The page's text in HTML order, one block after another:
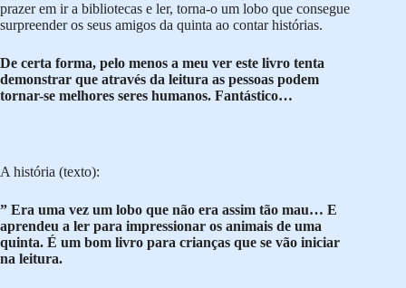
prazer em ir a bibliotecas e ler, torna-o um lobo que consegue
surpreender os seus amigos da quinta ao contar histórias.
De certa forma, pelo menos a meu ver este livro tenta
demonstrar que através da leitura as pessoas podem
tornar-se melhores seres humanos. Fantástico…
A história (texto):
” Era uma vez um lobo que não era assim tão mau… E
aprendeu a ler para impressionar os animais de uma
quinta. É um bom livro para crianças que se vão iniciar
na leitura.